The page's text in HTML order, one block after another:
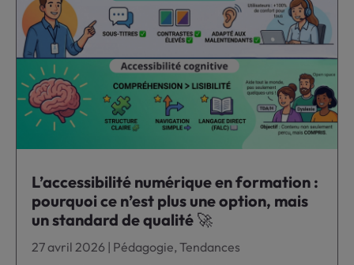
L’accessibilité numérique en formation :
pourquoi ce n’est plus une option, mais
un standard de qualité 🚀
27 avril 2026 | Pédagogie,Tendances